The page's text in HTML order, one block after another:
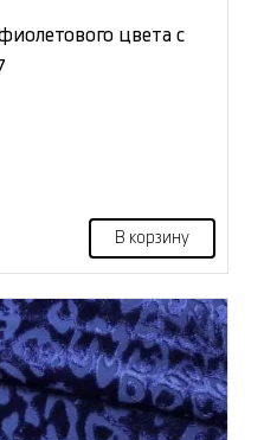
цвета с
В корзину